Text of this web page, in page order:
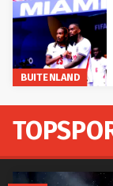
BUITENLAND